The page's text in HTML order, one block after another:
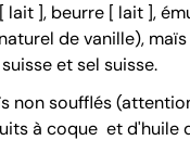
lait ], beurre [ lait ],
de vanille),
et sel suisse.
non soufflés
à coque et d'huile